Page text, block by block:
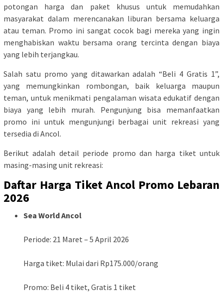
potongan harga dan paket khusus untuk memudahkan
masyarakat dalam merencanakan liburan bersama keluarga
atau teman. Promo ini sangat cocok bagi mereka yang ingin
menghabiskan waktu bersama orang tercinta dengan biaya
yang lebih terjangkau.
Salah satu promo yang ditawarkan adalah “Beli 4 Gratis 1”,
yang memungkinkan rombongan, baik keluarga maupun
teman, untuk menikmati pengalaman wisata edukatif dengan
biaya yang lebih murah. Pengunjung bisa memanfaatkan
promo ini untuk mengunjungi berbagai unit rekreasi yang
tersedia di Ancol.
Berikut adalah detail periode promo dan harga tiket untuk
masing-masing unit rekreasi:
Daftar Harga Tiket Ancol Promo Lebaran
2026
Sea World Ancol
Periode: 21 Maret – 5 April 2026
Harga tiket: Mulai dari Rp175.000/orang
Promo: Beli 4 tiket, Gratis 1 tiket